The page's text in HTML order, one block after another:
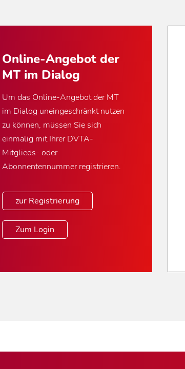
Online-Angebot der
MT im Dialog
Um das Online-Angebot der MT
im Dialog uneingeschränkt nutzen
zu können, müssen Sie sich
einmalig mit Ihrer DVTA-
Mitglieds- oder
Abonnentennummer registrieren.
zur Registrierung
Zum Login